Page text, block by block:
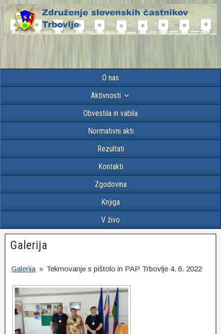
O nas
Aktivnosti
Obvestila in vabila
Normativni akti
Rezultati
Kontakti
Zgodovina
Knjiga
V živo
Galerija
Galerija » Tekmovanje s pištolo in PAP Trbovlje 4. 6. 2022